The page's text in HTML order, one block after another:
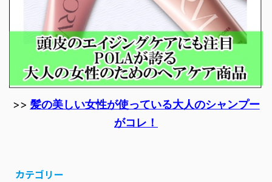
>> 髪の美しい女性が使っている大人のシャンプー
がコレ！
カテゴリー